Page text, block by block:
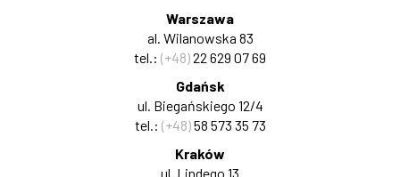
Warszawa
al. Wilanowska 83
tel.: (+48)22 629 07 69
Gdańsk
ul. Biegańskiego 12/4
tel.: (+48)58 573 35 73
Kraków
ul. Lindego 13